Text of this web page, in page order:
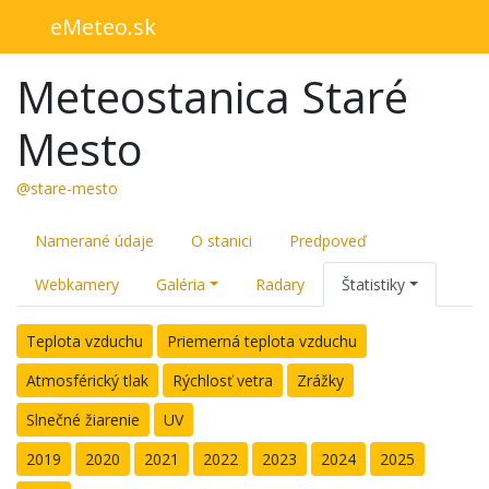
eMeteo.sk
Meteostanica Staré
Mesto
@stare-mesto
Namerané údaje O stanici Predpoveď
Webkamery Galéria Radary Štatistiky
Teplota vzduchu
Priemerná teplota vzduchu
Atmosférický tlak
Rýchlosť vetra
Zrážky
Slnečné žiarenie
UV
2019
2020 2021 2022 2023 2024
2025